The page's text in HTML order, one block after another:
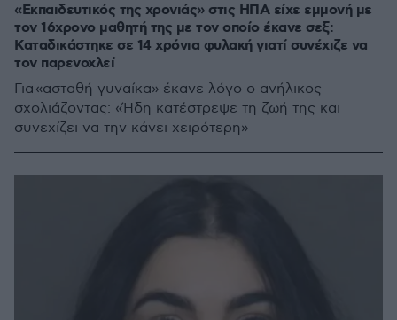
«Εκπαιδευτικός της χρονιάς» στις ΗΠΑ είχε εμμονή με
τον 16χρονο μαθητή της με τον οποίο έκανε σεξ:
Καταδικάστηκε σε 14 χρόνια φυλακή γιατί συνέχιζε να
τον παρενοχλεί
Για «ασταθή γυναίκα» έκανε λόγο ο ανήλικος
σχολιάζοντας: «Ήδη κατέστρεψε τη ζωή της και
συνεχίζει να την κάνει χειρότερη»